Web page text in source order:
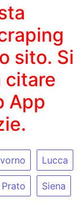
sito. Si
citare
App
Lucca
Prato Siena